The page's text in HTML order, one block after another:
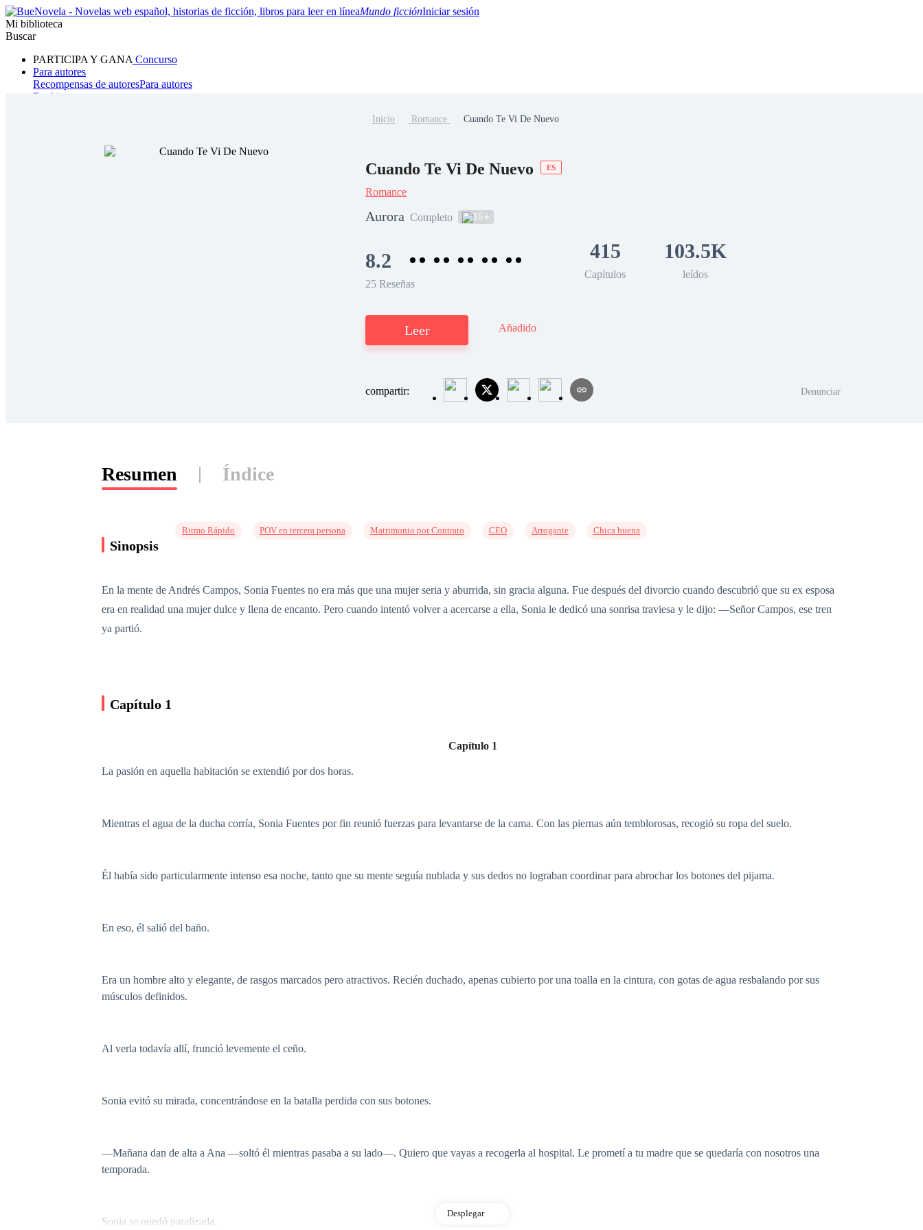
Mundo ficciónIniciar sesión
Mi biblioteca
Buscar
PARTICIPA Y GANA Concurso
Para autores
Recompensas de autoresPara autores
Ranking
Hombre loboMafiaSistema Fantasía
Inicio Romance Cuando Te Vi De Nuevo
Cuando Te Vi De Nuevo ES
Romance
Aurora Completo 16
8.2
25 Reseñas
415
Capítulos
103.5K
leídos
Leer Añadido
compartir: Denunciar
Resumen Índice
Sinopsis
Ritmo Rápido POV en tercera persona Matrimonio por Contrato CEO Arrogante Chica buena
En la mente de Andrés Campos, Sonia Fuentes no era más que una mujer seria y aburrida, sin gracia alguna. Fue después del divorcio cuando descubrió que su ex esposa
era en realidad una mujer dulce y llena de encanto. Pero cuando intentó volver a acercarse a ella, Sonia le dedicó una sonrisa traviesa y le dijo: —Señor Campos, ese tren
ya partió.
Capítulo 1
Capítulo 1
La pasión en aquella habitación se extendió por dos horas.
Mientras el agua de la ducha corría, Sonia Fuentes por fin reunió fuerzas para levantarse de la cama. Con las piernas aún temblorosas, recogió su ropa del suelo.
Él había sido particularmente intenso esa noche, tanto que su mente seguía nublada y sus dedos no lograban coordinar para abrochar los botones del pijama.
En eso, él salió del baño.
Era un hombre alto y elegante, de rasgos marcados pero atractivos. Recién duchado, apenas cubierto por una toalla en la cintura, con gotas de agua resbalando por sus
músculos definidos.
Al verla todavía allí, frunció levemente el ceño.
Sonia evitó su mirada, concentrándose en la batalla perdida con sus botones.
—Mañana dan de alta a Ana —soltó él mientras pasaba a su lado—. Quiero que vayas a recogerla al hospital. Le prometí a tu madre que se quedaría con nosotros una
temporada.
Sonia se quedó paralizada.
Desplegar